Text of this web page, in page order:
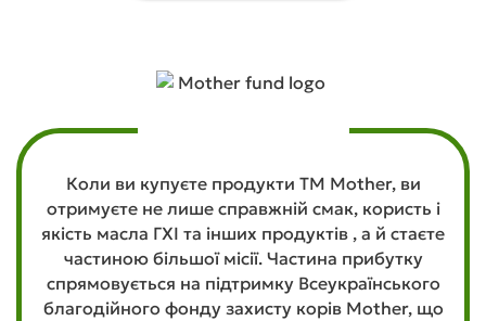
Коли ви купуєте продукти ТМ Mother, ви
отримуєте не лише справжній смак, користь і
якість масла ГХІ та інших продуктів , а й стаєте
частиною більшої місії. Частина прибутку
спрямовується на підтримку Всеукраїнського
благодійного фонду захисту корів Mother, що